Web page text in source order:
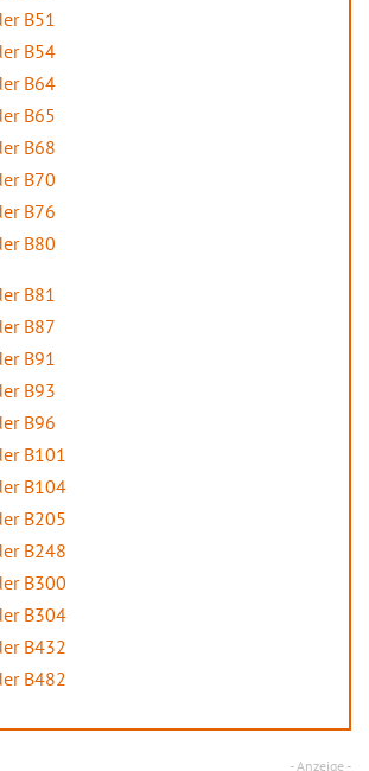
B51
B54
B64
B65
B68
B70
B76
B80
B81
B87
B91
B93
B96
B101
B104
B205
B248
B300
B304
B432
B482